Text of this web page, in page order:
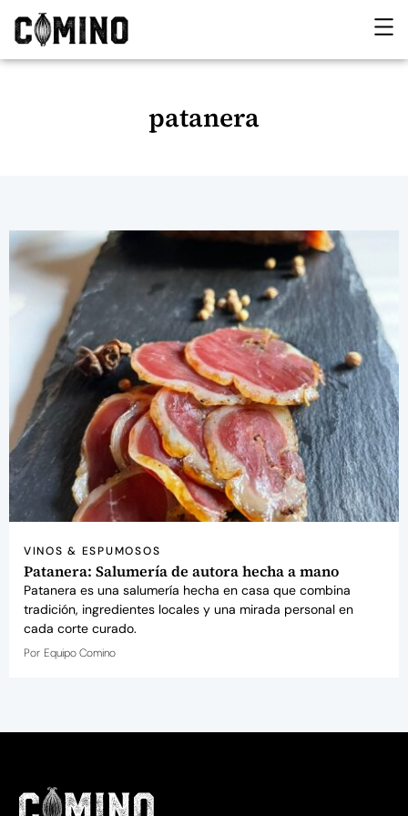
patanera
VINOS & ESPUMOSOS
Patanera: Salumería de autora hecha a mano
Patanera es una salumería hecha en casa que combina
tradición, ingredientes locales y una mirada personal en
cada corte curado.
Por Equipo Comino